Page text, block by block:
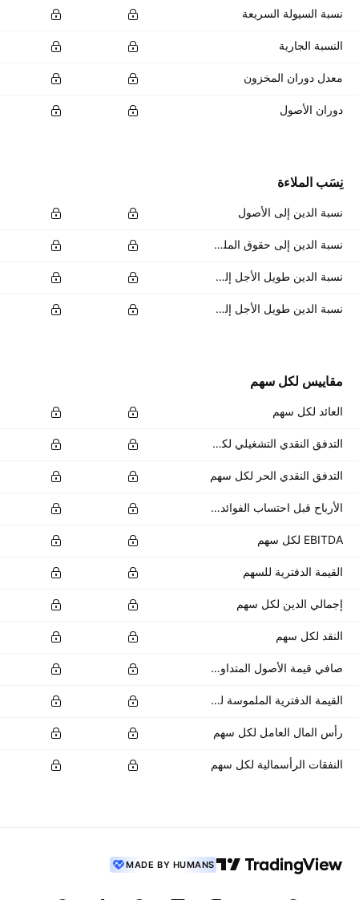
نسبة السيولة السريعة
النسبة الجارية
معدل دوران المخزون
دوران الأصول
نِسَب الملاءة
نسبة الدين إلى الأصول
نسبة الدين إلى حقوق الملكية
نسبة الدين طويل الأجل إلى إجمالي الأصول
نسبة الدين طويل الأجل إلى إجمالي حقوق الملكية
مقاييس لكل سهم
العائد لكل سهم
التدفق النقدي التشغيلي لكل سهم
التدفق النقدي الحر لكل سهم
الأرباح قبل احتساب الفوائد والضرائب لكل سهم
EBITDA لكل سهم
القيمة الدفترية للسهم
إجمالي الدين لكل سهم
النقد لكل سهم
صافي قيمة الأصول المتداولة للسهم
القيمة الدفترية الملموسة للسهم
رأس المال العامل لكل سهم
النفقات الرأسمالية لكل سهم
MADE BY HUMANS